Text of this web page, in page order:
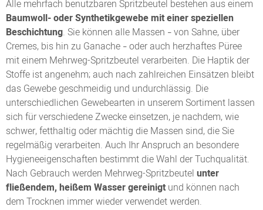
Alle mehrfach benutzbaren Spritzbeutel bestehen aus einem
Baumwoll- oder Synthetikgewebe mit einer speziellen
Beschichtung. Sie können alle Massen – von Sahne, über
Cremes, bis hin zu Ganache – oder auch herzhaftes Püree
mit einem Mehrweg-Spritzbeutel verarbeiten. Die Haptik der
Stoffe ist angenehm; auch nach zahlreichen Einsätzen bleibt
das Gewebe geschmeidig und undurchlässig. Die
unterschiedlichen Gewebearten in unserem Sortiment lassen
sich für verschiedene Zwecke einsetzen, je nachdem, wie
schwer, fetthaltig oder mächtig die Massen sind, die Sie
regelmäßig verarbeiten. Auch Ihr Anspruch an besondere
Hygieneeigenschaften bestimmt die Wahl der Tuchqualität.
Nach Gebrauch werden Mehrweg-Spritzbeutel unter
fließendem, heißem Wasser gereinigtund können nach
dem Trocknen immer wieder verwendet werden.